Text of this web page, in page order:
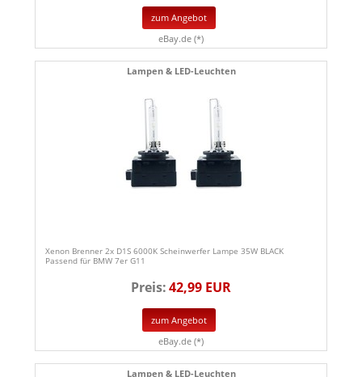
zum Angebot
eBay.de (*)
Lampen & LED-Leuchten
Xenon Brenner 2x D1S 6000K Scheinwerfer Lampe 35W BLACK
Passend für BMW 7er G11
Preis:42,99 EUR
zum Angebot
eBay.de (*)
Lampen & LED-Leuchten